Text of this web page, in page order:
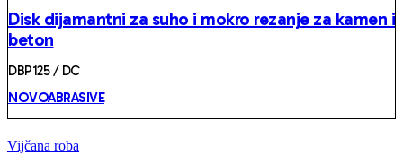
Disk dijamantni za suho i mokro rezanje za kamen i
beton
DBP125 / DC
NOVOABRASIVE
Vijčana roba